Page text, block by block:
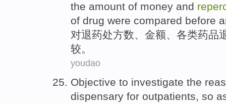
the amount of money and
of drug were compared before
对退药处方数、 金额、 各类药品
较。
youdao
Objective to investigate the
dispensary for outpatients, so